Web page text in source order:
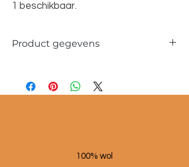
1 beschikbaar.
Product gegevens
Maat poef: 60x60x25 cm
100% wol